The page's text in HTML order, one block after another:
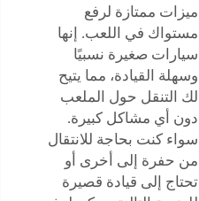
ميزات ممتازة لرفع
مستواك في اللعب. إنها
سيارات صغيرة نسبيًا
وسهلة القيادة، مما يتيح
لك التنقل حول الملعب
دون أي مشاكل كبيرة.
سواء كنت بحاجة للانتقال
من حفرة إلى أخرى أو
تحتاج إلى قيادة قصيرة